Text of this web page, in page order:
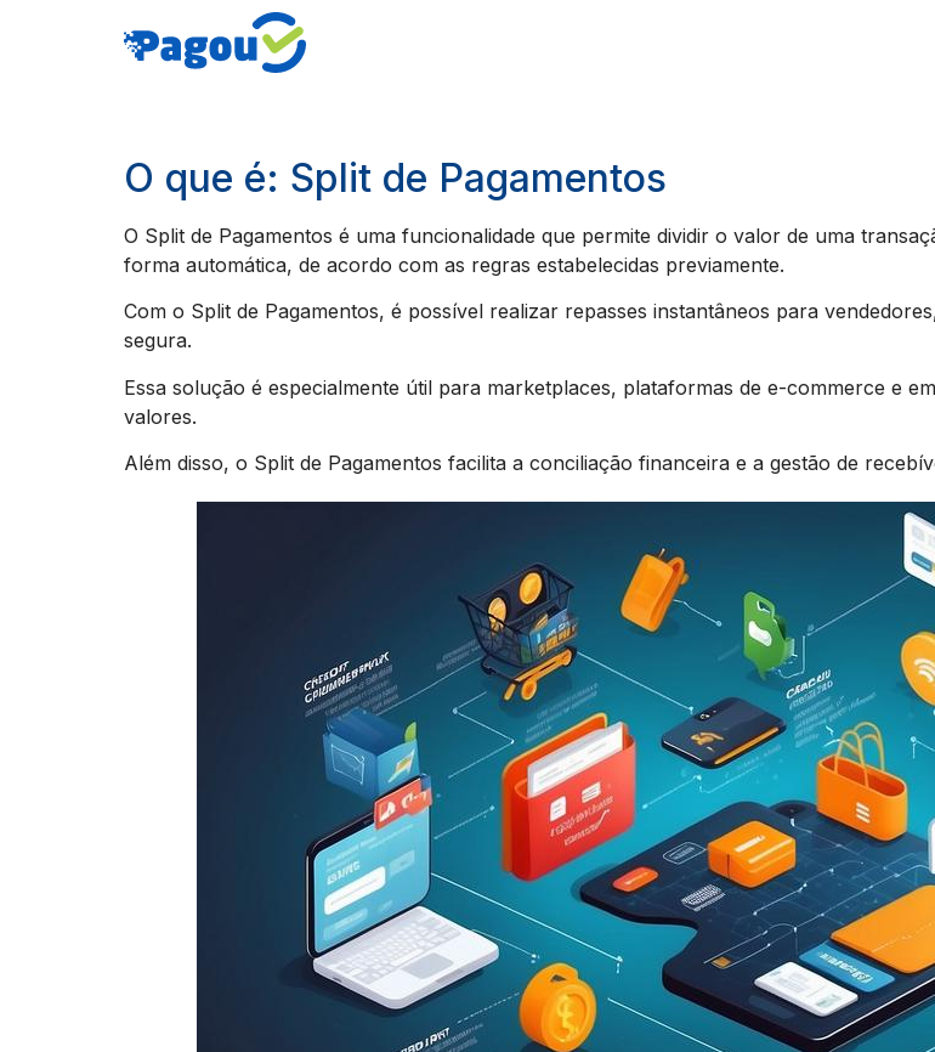
O que é: Split de Pagamentos
O Split de Pagamentos é uma funcionalidade que permite dividir o valor de uma
forma automática, de acordo com as regras estabelecidas previamente.
Com o Split de Pagamentos, é possível realizar repasses instantâneos para
segura.
Essa solução é especialmente útil para marketplaces, plataformas de e-commerce e
valores.
Além disso, o Split de Pagamentos facilita a conciliação financeira e a gestão de